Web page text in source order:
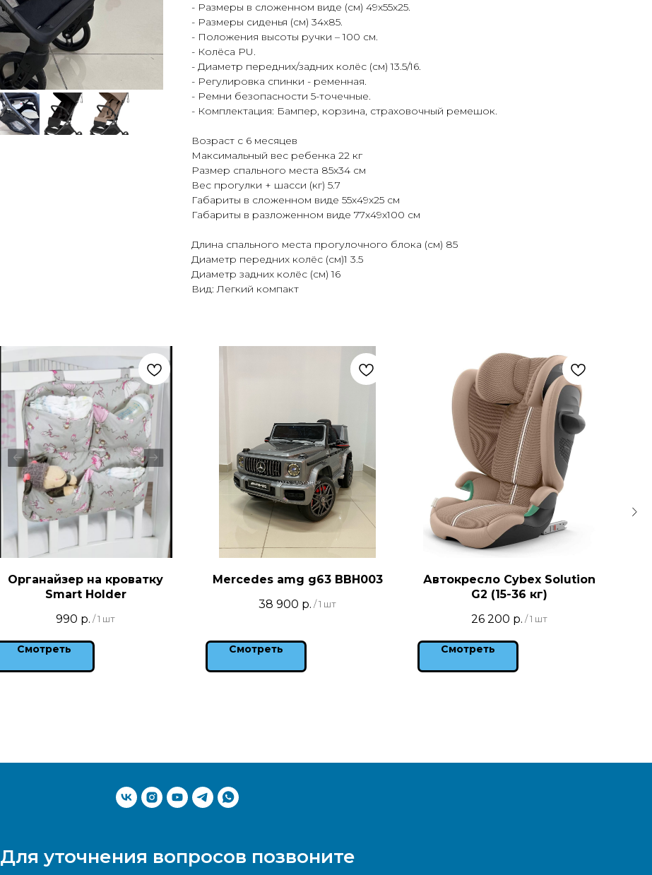
- Размеры в сложенном виде (см) 49х55х25.
- Размеры сиденья (см) 34х85.
- Положения высоты ручки – 100 см.
- Колёса PU.
- Диаметр передних/задних колёс (см) 13.5/16.
- Регулировка спинки - ременная.
- Ремни безопасности 5-точечные.
- Комплектация: Бампер, корзина, страховочный ремешок.
Возраст с 6 месяцев
Максимальный вес ребенка 22 кг
Размер спального места 85х34 см
Вес прогулки + шасси (кг) 5.7
Габариты в сложенном виде 55х49х25 см
Габариты в разложенном виде 77х49х100 см
Длина спального места прогулочного блока (см) 85
Диаметр передних колёс (см)1 3.5
Диаметр задних колёс (см) 16
Вид: Легкий компакт
Органайзер на кроватку
Smart Holder
990 р. / 1 шт
Смотреть
Mercedes amg g63 BBH003
38 900 р. / 1 шт
Смотреть
Автокресло Cybex Solution
G2 (15-36 кг)
26 200 р. / 1 шт
Смотреть
Для уточнения вопросов позвоните